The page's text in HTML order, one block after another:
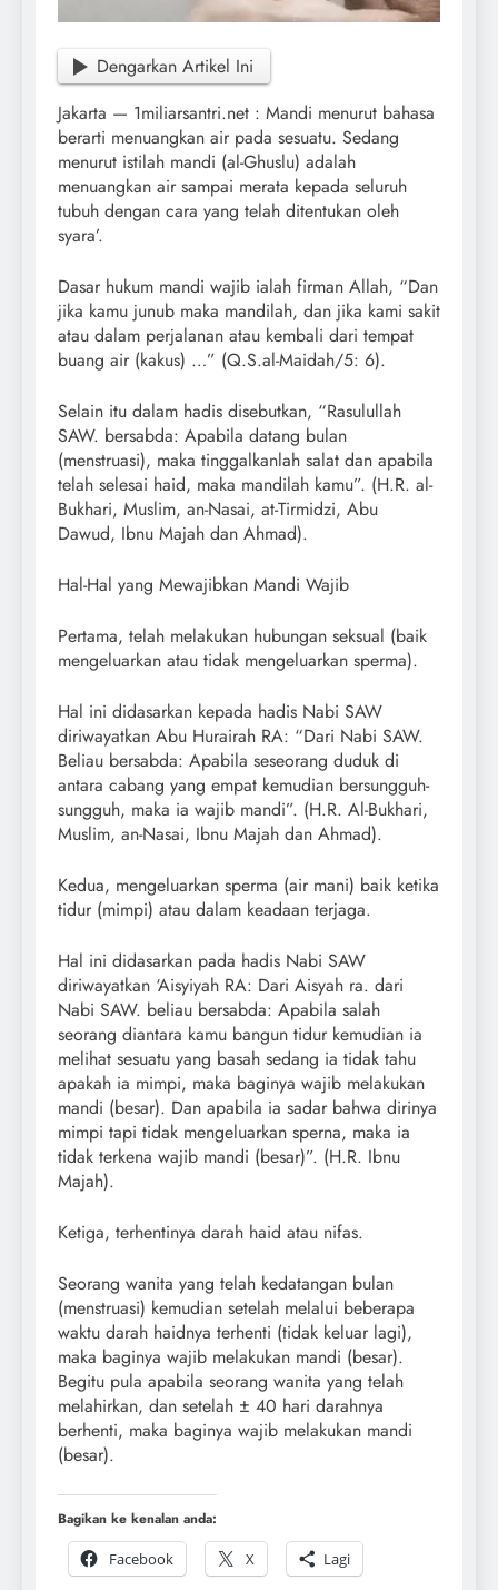
Dengarkan Artikel Ini
Jakarta — 1miliarsantri.net : Mandi menurut bahasa
berarti menuangkan air pada sesuatu. Sedang
menurut istilah mandi (al-Ghuslu) adalah
menuangkan air sampai merata kepada seluruh
tubuh dengan cara yang telah ditentukan oleh
syara’.
Dasar hukum mandi wajib ialah firman Allah, “Dan
jika kamu junub maka mandilah, dan jika kami sakit
atau dalam perjalanan atau kembali dari tempat
buang air (kakus) …” (Q.S.al-Maidah/5: 6).
Selain itu dalam hadis disebutkan, “Rasulullah
SAW. bersabda: Apabila datang bulan
(menstruasi), maka tinggalkanlah salat dan apabila
telah selesai haid, maka mandilah kamu”. (H.R. al-
Bukhari, Muslim, an-Nasai, at-Tirmidzi, Abu
Dawud, Ibnu Majah dan Ahmad).
Hal-Hal yang Mewajibkan Mandi Wajib
Pertama, telah melakukan hubungan seksual (baik
mengeluarkan atau tidak mengeluarkan sperma).
Hal ini didasarkan kepada hadis Nabi SAW
diriwayatkan Abu Hurairah RA: “Dari Nabi SAW.
Beliau bersabda: Apabila seseorang duduk di
antara cabang yang empat kemudian bersungguh-
sungguh, maka ia wajib mandi”. (H.R. Al-Bukhari,
Muslim, an-Nasai, Ibnu Majah dan Ahmad).
Kedua, mengeluarkan sperma (air mani) baik ketika
tidur (mimpi) atau dalam keadaan terjaga.
Hal ini didasarkan pada hadis Nabi SAW
diriwayatkan ‘Aisyiyah RA: Dari Aisyah ra. dari
Nabi SAW. beliau bersabda: Apabila salah
seorang diantara kamu bangun tidur kemudian ia
melihat sesuatu yang basah sedang ia tidak tahu
apakah ia mimpi, maka baginya wajib melakukan
mandi (besar). Dan apabila ia sadar bahwa dirinya
mimpi tapi tidak mengeluarkan sperna, maka ia
tidak terkena wajib mandi (besar)”. (H.R. Ibnu
Majah).
Ketiga, terhentinya darah haid atau nifas.
Seorang wanita yang telah kedatangan bulan
(menstruasi) kemudian setelah melalui beberapa
waktu darah haidnya terhenti (tidak keluar lagi),
maka baginya wajib melakukan mandi (besar).
Begitu pula apabila seorang wanita yang telah
melahirkan, dan setelah ± 40 hari darahnya
berhenti, maka baginya wajib melakukan mandi
(besar).
Bagikan ke kenalan anda:
Facebook
X Lagi